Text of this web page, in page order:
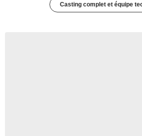
Casting complet et équipe